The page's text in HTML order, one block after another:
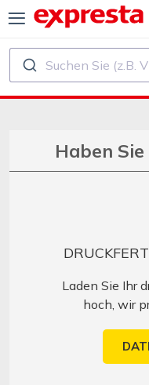
Stempel herstellen
PRODUKTE
VERLAGE UND
Suchen Sie (z.B.
Haben
Laden Sie Ihr
hoch, wir